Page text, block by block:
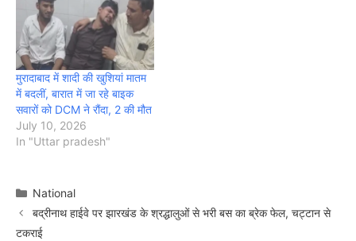
मुरादाबाद में शादी की खुशियां मातम
में बदलीं, बारात में जा रहे बाइक
सवारों को DCM ने रौंदा, 2 की मौत
July 10, 2026
In "Uttar pradesh"
Categories
National
बद्रीनाथ हाईवे पर झारखंड के श्रद्धालुओं से भरी बस का ब्रेक फेल, चट्टान से
टकराई